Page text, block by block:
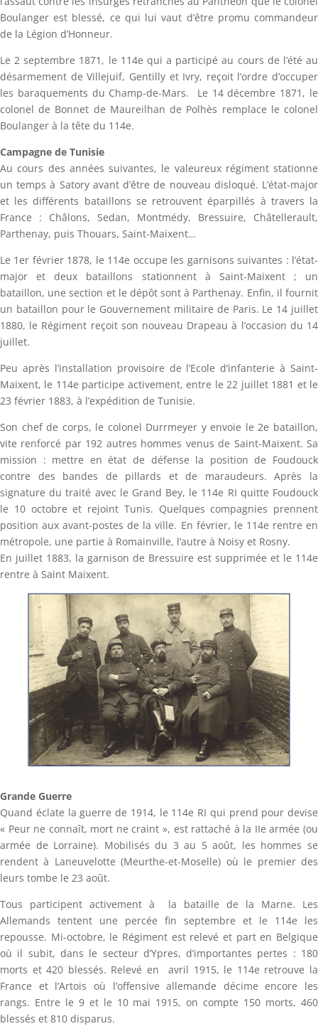
Boulanger est blessé, ce qui lui vaut d’être promu commandeur
de la Légion d’Honneur.
Le 2 septembre 1871, le 114e qui a participé au cours de l’été au
désarmement de Villejuif, Gentilly et Ivry, reçoit l’ordre d’occuper
les baraquements du Champ-de-Mars. Le 14 décembre 1871, le
colonel de Bonnet de Maureilhan de Polhès remplace le colonel
Boulanger à la tête du 114e.
Campagne de Tunisie
Au cours des années suivantes, le valeureux régiment stationne
un temps à Satory avant d’être de nouveau disloqué. L’état-major
et les différents bataillons se retrouvent éparpillés à travers la
France : Châlons, Sedan, Montmédy, Bressuire, Châtellerault,
Parthenay, puis Thouars, Saint-Maixent…
Le 1er février 1878, le 114e occupe les garnisons suivantes : l’état-
major et deux bataillons stationnent à Saint-Maixent ; un
bataillon, une section et le dépôt sont à Parthenay. Enfin, il fournit
un bataillon pour le Gouvernement militaire de Paris. Le 14 juillet
1880, le Régiment reçoit son nouveau Drapeau à l’occasion du 14
juillet.
Peu après l’installation provisoire de l’Ecole d’infanterie à Saint-
Maixent, le 114e participe activement, entre le 22 juillet 1881 et le
23 février 1883, à l’expédition de Tunisie.
Son chef de corps, le colonel Durrmeyer y envoie le 2e bataillon,
vite renforcé par 192 autres hommes venus de Saint-Maixent. Sa
mission : mettre en état de défense la position de Foudouck
contre des bandes de pillards et de maraudeurs. Après la
signature du traité avec le Grand Bey, le 114e RI quitte Foudouck
le 10 octobre et rejoint Tunis. Quelques compagnies prennent
position aux avant-postes de la ville. En février, le 114e rentre en
métropole, une partie à Romainville, l’autre à Noisy et Rosny.
En juillet 1883, la garnison de Bressuire est supprimée et le 114e
rentre à Saint Maixent.
Grande Guerre
Quand éclate la guerre de 1914, le 114e RI qui prend pour devise
« Peur ne connaît, mort ne craint », est rattaché à la IIe armée (ou
armée de Lorraine). Mobilisés du 3 au 5 août, les hommes se
rendent à Laneuvelotte (Meurthe-et-Moselle) où le premier des
leurs tombe le 23 août.
Tous participent activement à la bataille de la Marne. Les
Allemands tentent une percée fin septembre et le 114e les
repousse. Mi-octobre, le Régiment est relevé et part en Belgique
où il subit, dans le secteur d’Ypres, d’importantes pertes : 180
morts et 420 blessés. Relevé en avril 1915, le 114e retrouve la
France et l’Artois où l’offensive allemande décime encore les
rangs. Entre le 9 et le 10 mai 1915, on compte 150 morts, 460
blessés et 810 disparus.